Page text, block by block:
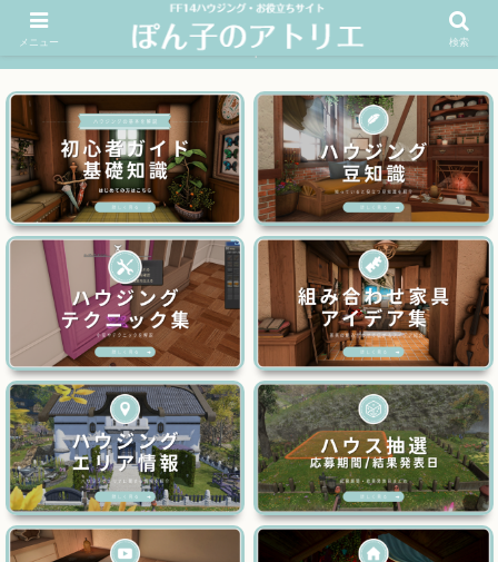
FF14ハウジングお役立ちサイト│ぽん子のアトリエを応援 >>
メニュー 検索